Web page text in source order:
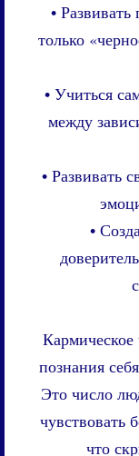
•
только
• Учиться
между
• Развивать
•
познания
Это число
чувствовать
что